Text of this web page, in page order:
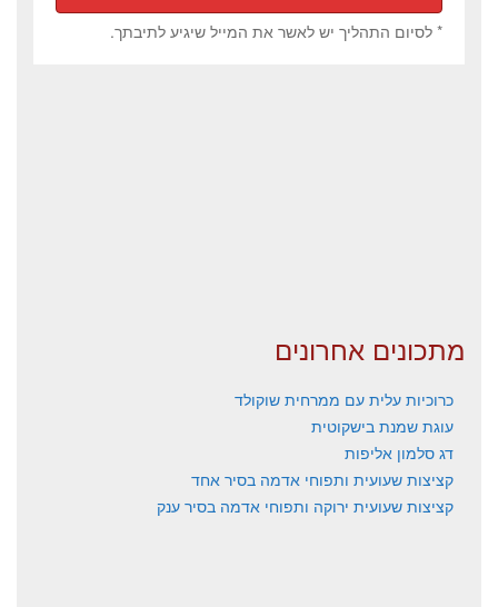
* לסיום התהליך יש לאשר את המייל שיגיע לתיבתך.
מתכונים אחרונים
כרוכיות עלית עם ממרחית שוקולד
עוגת שמנת בישקוטית
דג סלמון אליפות
קציצות שעועית ותפוחי אדמה בסיר אחד
קציצות שעועית ירוקה ותפוחי אדמה בסיר ענק